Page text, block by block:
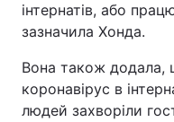
інтернатів, або
зазначила Хонда.
Вона також додала,
коронавірус в
людей захворіли